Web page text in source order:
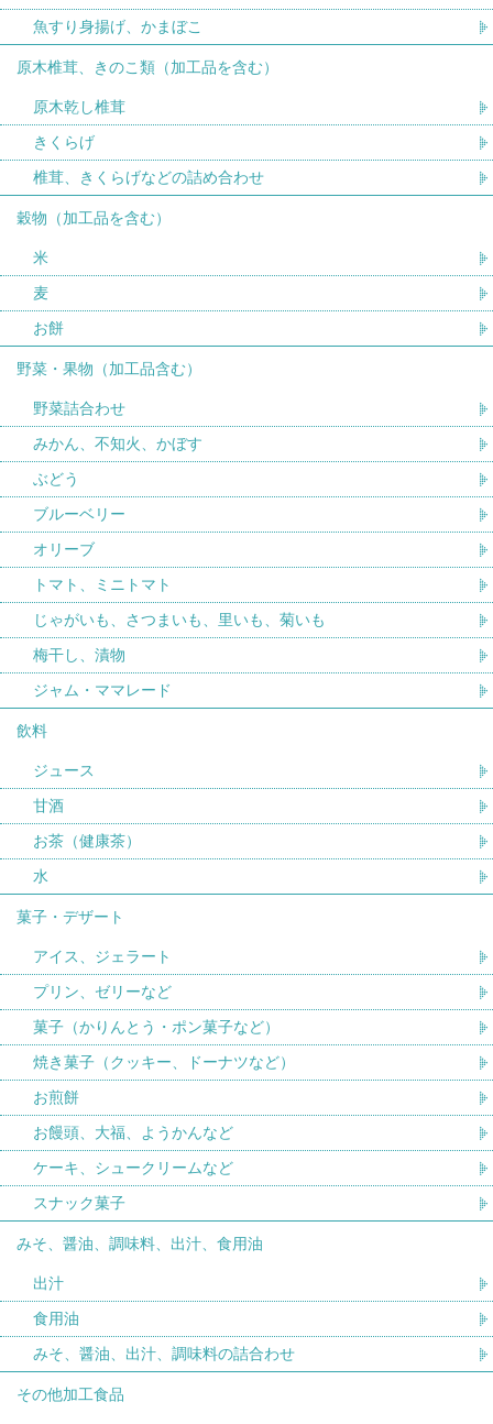
魚すり身揚げ、かまぼこ
原木椎茸、きのこ類（加工品を含む）
原木乾し椎茸
きくらげ
椎茸、きくらげなどの詰め合わせ
穀物（加工品を含む）
米
麦
お餅
野菜・果物（加工品含む）
野菜詰合わせ
みかん、不知火、かぼす
ぶどう
ブルーベリー
オリーブ
トマト、ミニトマト
じゃがいも、さつまいも、里いも、菊いも
梅干し、漬物
ジャム・ママレード
飲料
ジュース
甘酒
お茶（健康茶）
水
菓子・デザート
アイス、ジェラート
プリン、ゼリーなど
菓子（かりんとう・ポン菓子など）
焼き菓子（クッキー、ドーナツなど）
お煎餅
お饅頭、大福、ようかんなど
ケーキ、シュークリームなど
スナック菓子
みそ、醤油、調味料、出汁、食用油
出汁
食用油
みそ、醤油、出汁、調味料の詰合わせ
その他加工食品